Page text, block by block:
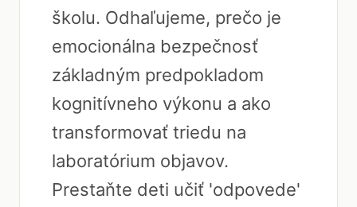
školu. Odhaľujeme, prečo je
emocionálna bezpečnosť
základným predpokladom
kognitívneho výkonu a ako
transformovať triedu na
laboratórium objavov.
Prestaňte deti učiť 'odpovede'